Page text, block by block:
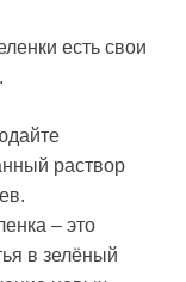
есть свои
раствор
– это
в зелёный